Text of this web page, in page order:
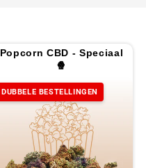
Popcorn CBD - Speciaal
🍿
DUBBELE BESTELLINGEN